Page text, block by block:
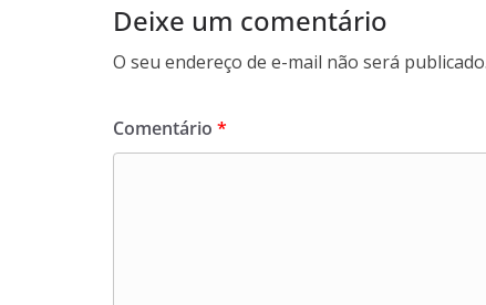
Deixe um comentário
O seu endereço de e-mail não será publicado.
Comentário *